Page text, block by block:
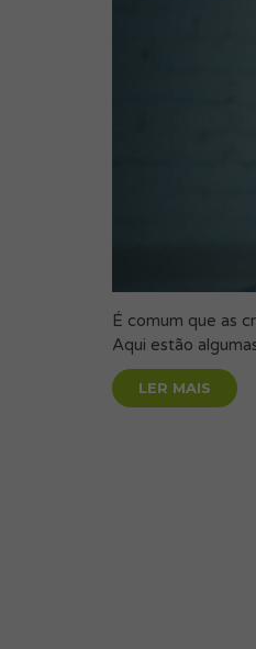
É comum que as
Aqui estão
LER MAIS